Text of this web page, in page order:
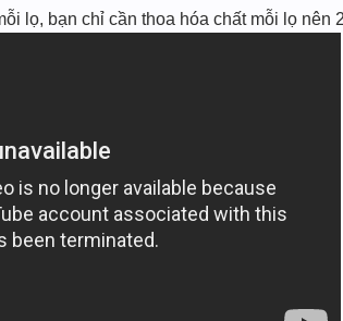
lọ, bạn chỉ cần thoa hóa chất mỗi lọ nên 2